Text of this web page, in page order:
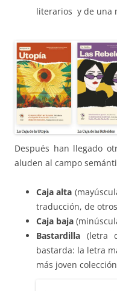
literarios y de una
Después han llegado
aluden al campo
Caja alta
traducción, de
Caja baja
Bastardilla (letra
bastarda: la letra
más joven